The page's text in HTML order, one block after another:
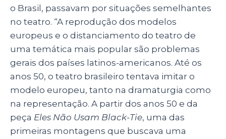
o Brasil, passavam por situações semelhantes
no teatro. “A reprodução dos modelos
europeus e o distanciamento do teatro de
uma temática mais popular são problemas
gerais dos países latinos-americanos. Até os
anos 50, o teatro brasileiro tentava imitar o
modelo europeu, tanto na dramaturgia como
na representação. A partir dos anos 50 e da
peça Eles Não Usam Black-Tie, uma das
primeiras montagens que buscava uma